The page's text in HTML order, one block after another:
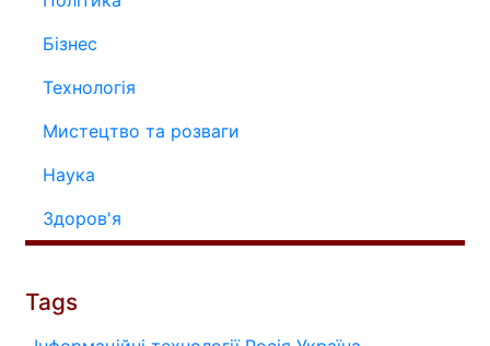
Бізнес
Технологія
Мистецтво та розваги
Наука
Здоров'я
Tags